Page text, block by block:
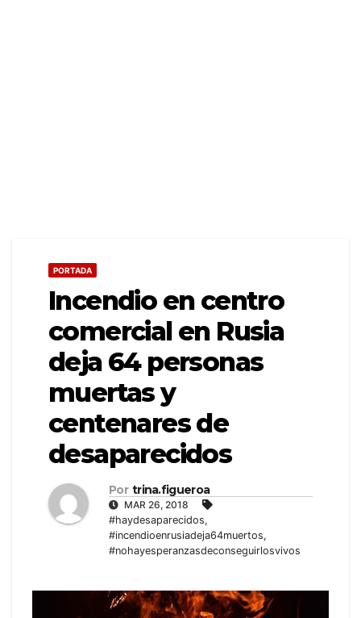
PORTADA
Incendio en centro
comercial en Rusia
deja 64 personas
muertas y
centenares de
desaparecidos
Por trina.figueroa
MAR 26, 2018
#haydesaparecidos,
#incendioenrusiadeja64muertos,
#nohayesperanzasdeconseguirlosvivos